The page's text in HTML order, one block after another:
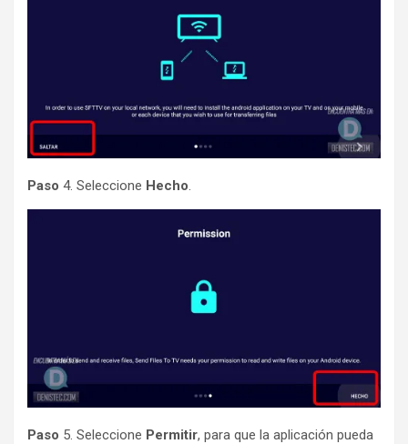
Paso 4. Seleccione Hecho.
Paso 5. Seleccione Permitir, para que la aplicación pueda